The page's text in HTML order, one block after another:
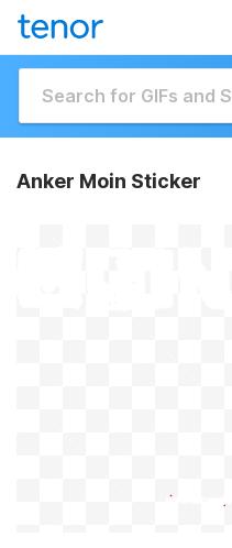
Anker Moin Sticker